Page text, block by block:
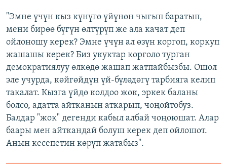
"Эмне үчүн кыз күнүгө үйүнөн чыгып баратып,
мени бирөө бүгүн өлтүрүп же ала качат деп
ойлоношу керек? Эмне үчүн ал өзүн коргоп, коркуп
жашашы керек? Биз укуктар корголо турган
демократиялуу өлкөдө жашап жатпайбызбы. Ошол
эле учурда, көйгөйдүн үй-бүлөдөгү тарбияга келип
такалат. Кызга үйдө колдоо жок, эркек баланы
болсо, адатта айтканын аткарып, чоңойтобуз.
Балдар "жок" дегенди кабыл албай чоңоюшат. Алар
баары мен айткандай болуш керек деп ойлошот.
Анын кесепетин көрүп жатабыз".